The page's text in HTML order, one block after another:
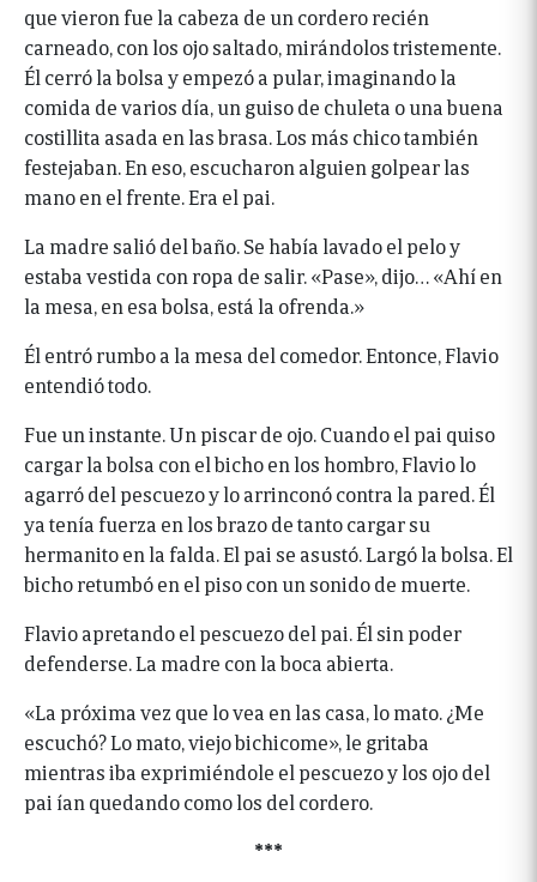
que vieron fue la cabeza de un cordero recién
carneado, con los ojo saltado, mirándolos tristemente.
Él cerró la bolsa y empezó a pular, imaginando la
comida de varios día, un guiso de chuleta o una buena
costillita asada en las brasa. Los más chico también
festejaban. En eso, escucharon alguien golpear las
mano en el frente. Era el pai.
La madre salió del baño. Se había lavado el pelo y
estaba vestida con ropa de salir. «Pase», dijo… «Ahí en
la mesa, en esa bolsa, está la ofrenda.»
Él entró rumbo a la mesa del comedor. Entonce, Flavio
entendió todo.
Fue un instante. Un piscar de ojo. Cuando el pai quiso
cargar la bolsa con el bicho en los hombro, Flavio lo
agarró del pescuezo y lo arrinconó contra la pared. Él
ya tenía fuerza en los brazo de tanto cargar su
hermanito en la falda. El pai se asustó. Largó la bolsa. El
bicho retumbó en el piso con un sonido de muerte.
Flavio apretando el pescuezo del pai. Él sin poder
defenderse. La madre con la boca abierta.
«La próxima vez que lo vea en las casa, lo mato. ¿Me
escuchó? Lo mato, viejo bichicome», le gritaba
mientras iba exprimiéndole el pescuezo y los ojo del
pai ían quedando como los del cordero.
***